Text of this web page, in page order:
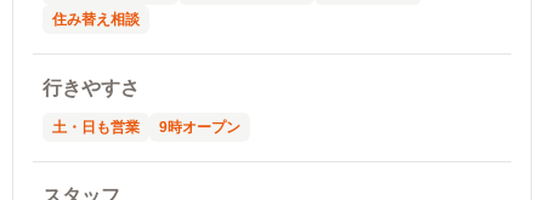
住み替え相談
行きやすさ
土・日も営業 9時オープン
スタッフ